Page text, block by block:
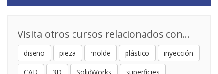
Visita otros cursos relacionados con...
diseño pieza molde plástico inyección
CAD 3D SolidWorks superficies